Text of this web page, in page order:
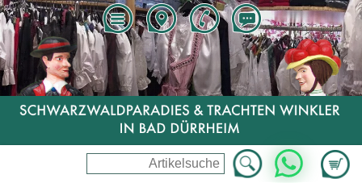
Zum
WhatsApp